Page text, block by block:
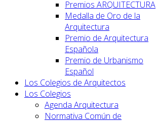
Premios ARQUITECTURA
Medalla de Oro de la
Arquitectura
Premio de Arquitectura
Española
Premio de Urbanismo
Español
Los Colegios de Arquitectos
Los Colegios
Agenda Arquitectura
Normativa Común de